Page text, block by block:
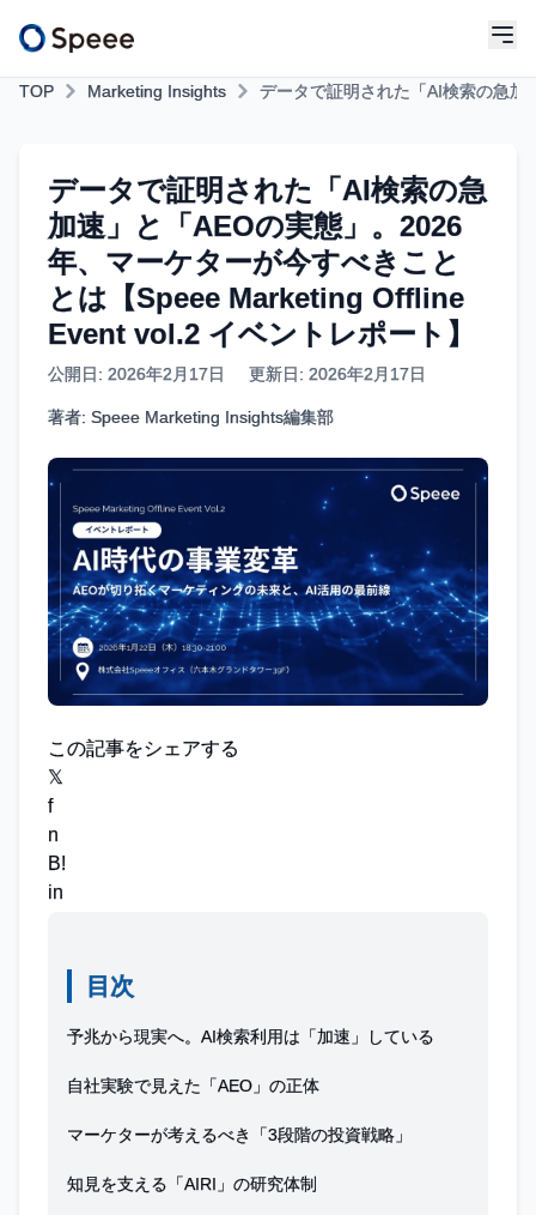
TOP Marketing Insights データで証明された「AI検索の急
データで証明された「AI検索の急
加速」と「AEOの実態」。2026
年、マーケターが今すべきこと
とは【Speee Marketing Offline
Event vol.2 イベントレポート】
公開日: 2026年2月17日 更新日: 2026年2月17日
著者: Speee Marketing Insights編集部
この記事をシェアする
𝕏
f
n
B!
in
目次
予兆から現実へ。AI検索利用は「加速」している
自社実験で見えた「AEO」の正体
マーケターが考えるべき「3段階の投資戦略」
知見を支える「AIRI」の研究体制